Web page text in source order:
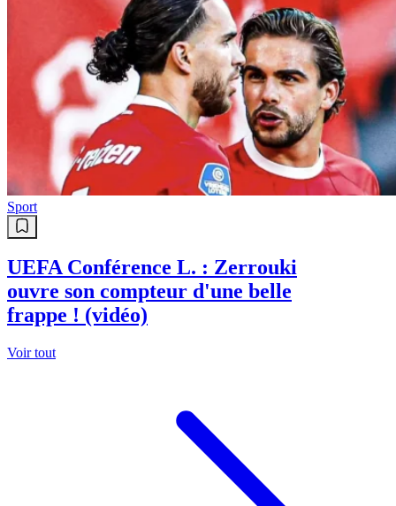
Sport
UEFA Conférence L. : Zerrouki
ouvre son compteur d'une belle
frappe ! (vidéo)
Voir tout